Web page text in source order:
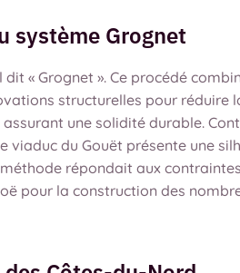
système Grognet
« Grognet ». Ce procédé
structurelles pour réduire
une solidité durable.
viaduc du Gouët présente une
répondait aux
pour la construction des